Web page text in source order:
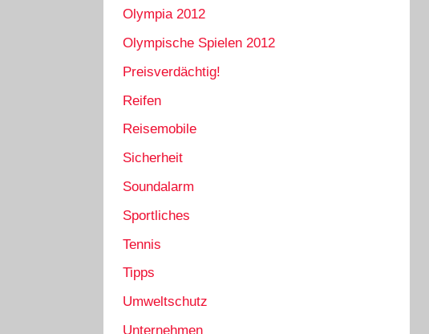
Olympia 2012
Olympische Spielen 2012
Preisverdächtig!
Reifen
Reisemobile
Sicherheit
Soundalarm
Sportliches
Tennis
Tipps
Umweltschutz
Unternehmen